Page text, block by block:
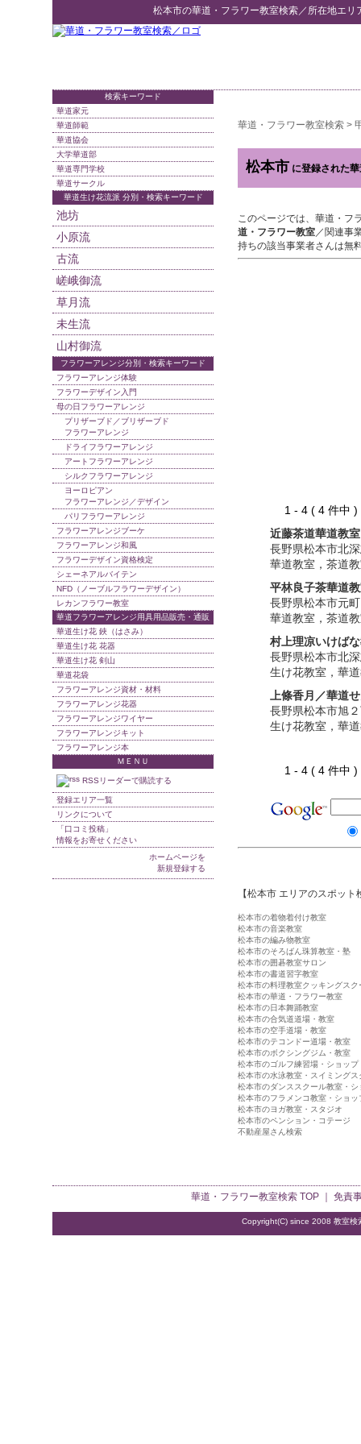
松本市の華道・フラワー教室検索／所在地エリ
華道・フラワー教室検索 >
松本市 に登録された
このページでは、華道・フ
道・フラワー教室／関連事
持ちの該当事業者さんは無
1 - 4 ( 4 件
近藤茶道華道教室
長野県松本市北
華道教室，茶道
平林良子茶華道
長野県松本市元
華道教室，茶道
村上理凉いけば
長野県松本市北
生け花教室，華
上條香月／華道
長野県松本市旭
生け花教室，華
1 - 4 ( 4 件
【松本市 エリアのスポット
松本市の着物着付け教室
松本市の音楽教室
松本市の編み物教室
松本市のそろばん珠算教室・塾
松本市の囲碁教室サロン
松本市の書道習字教室
松本市の料理教室クッキングスク
松本市の華道・フラワー教室
松本市の日本舞踊教室
松本市の合気道道場・教室
松本市の空手道場・教室
松本市のテコンドー道場・教室
松本市のボクシングジム・教室
松本市のゴルフ練習場・ショップ
松本市の水泳教室・スイミングス
松本市のダンススクール教室・シ
松本市のフラメンコ教室・ショッ
松本市のヨガ教室・スタジオ
松本市のペンション・コテージ
不動産屋さん検索
検索キーワード
華道家元
華道師範
華道協会
大学華道部
華道専門学校
華道サークル
華道生け花流派 分別・検索キーワード
池坊
小原流
古流
嵯峨御流
草月流
未生流
山村御流
フラワーアレンジ分別・検索キーワード
フラワーアレンジ体験
フラワーデザイン入門
母の日フラワーアレンジ
プリザーブド／ブリザーブド
フラワーアレンジ
ドライフラワーアレンジ
アートフラワーアレンジ
シルクフラワーアレンジ
ヨーロピアン
フラワーアレンジ／デザイン
パリフラワーアレンジ
フラワーアレンジブーケ
フラワーアレンジ和風
フラワーデザイン資格検定
シェーネアルバイテン
NFD（ノーブルフラワーデザイン）
レカンフラワー教室
華道フラワーアレンジ用具用品販売・通販
華道生け花 鋏（はさみ）
華道生け花 花器
華道生け花 剣山
華道花袋
フラワーアレンジ資材・材料
フラワーアレンジ花器
フラワーアレンジワイヤー
フラワーアレンジキット
フラワーアレンジ本
ＭＥＮＵ
RSSリーダーで購読する
登録エリア一覧
リンクについて
「口コミ投稿」
情報をお寄せください
ホームページを
新規登録する
華道・フラワー教室検索TOP ｜ 免責
Copyright(C) since 2008 教室検